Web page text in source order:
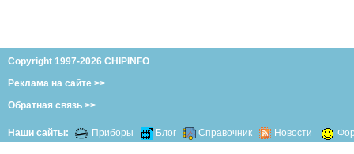
Copyright 1997-2026 CHIPINFO
Реклама на сайте >>
Обратная связь >>
Наши сайты: Приборы Блог Справочник Новости